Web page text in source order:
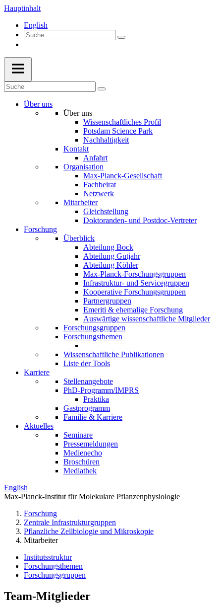
Hauptinhalt
English
Über uns
Über uns
Wissenschaftliches Profil
Potsdam Science Park
Nachhaltigkeit
Kontakt
Anfahrt
Organisation
Max-Planck-Gesellschaft
Fachbeirat
Netzwerk
Mitarbeiter
Gleichstellung
Doktoranden- und Postdoc-Vertreter
Forschung
Überblick
Abteilung Bock
Abteilung Gutjahr
Abteilung Köhler
Max-Planck-Forschungsgruppen
Infrastruktur- und Servicegruppen
Kooperative Forschungsgruppen
Partnergruppen
Emeriti & ehemalige Forschung
Auswärtige wissenschaftliche Mitglieder
Forschungsgruppen
Forschungsthemen
Wissenschaftliche Publikationen
Liste der Tools
Karriere
Stellenangebote
PhD-Programm/IMPRS
Praktika
Gastprogramm
Familie & Karriere
Aktuelles
Seminare
Pressemeldungen
Medienecho
Broschüren
Mediathek
English
Max-Planck-Institut für Molekulare Pflanzenphysiologie
Forschung
Zentrale Infrastrukturgruppen
Pflanzliche Zellbiologie und Mikroskopie
Mitarbeiter
Institutsstruktur
Forschungsthemen
Forschungsgruppen
Team-Mitglieder